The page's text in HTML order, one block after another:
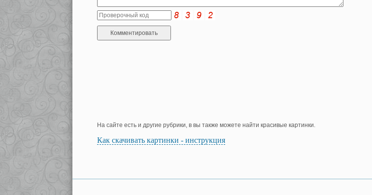
На сайте есть и другие рубрики, в вы также можете найти красивые картинки.
Как скачивать картинки - инструкция